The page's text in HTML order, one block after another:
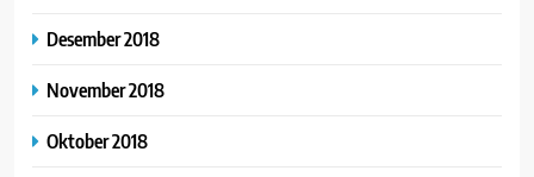
Desember 2018
November 2018
Oktober 2018